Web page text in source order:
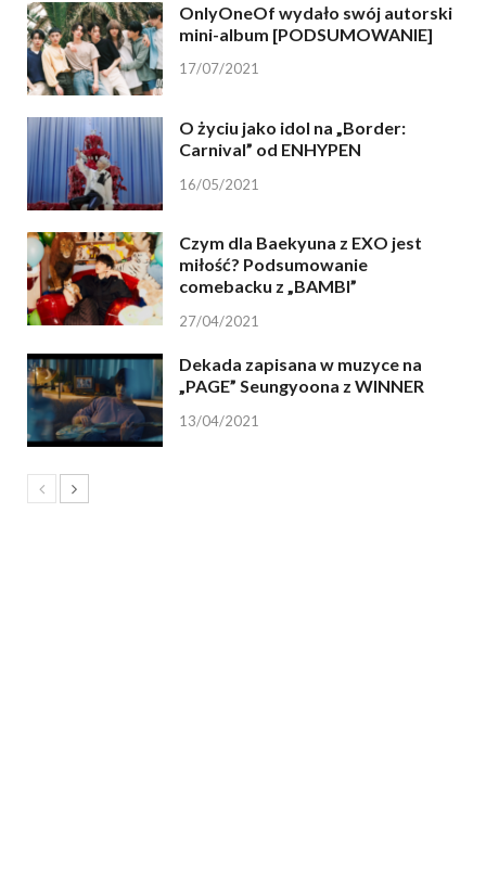
OnlyOneOf wydało swój autorski
mini-album [PODSUMOWANIE]
17/07/2021
O życiu jako idol na „Border:
Carnival” od ENHYPEN
16/05/2021
Czym dla Baekyuna z EXO jest
miłość? Podsumowanie
comebacku z „BAMBI”
27/04/2021
Dekada zapisana w muzyce na
„PAGE” Seungyoona z WINNER
13/04/2021